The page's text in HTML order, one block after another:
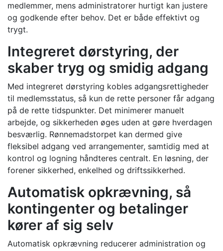
medlemmer, mens administratorer hurtigt kan justere
og godkende efter behov. Det er både effektivt og
trygt.
Integreret dørstyring, der
skaber tryg og smidig adgang
Med integreret dørstyring kobles adgangsrettigheder
til medlemsstatus, så kun de rette personer får adgang
på de rette tidspunkter. Det minimerer manuelt
arbejde, og sikkerheden øges uden at gøre hverdagen
besværlig. Rønnemadstorpet kan dermed give
fleksibel adgang ved arrangementer, samtidig med at
kontrol og logning håndteres centralt. En løsning, der
forener sikkerhed, enkelhed og driftssikkerhed.
Automatisk opkrævning, så
kontingenter og betalinger
kører af sig selv
Automatisk opkrævning reducerer administration og